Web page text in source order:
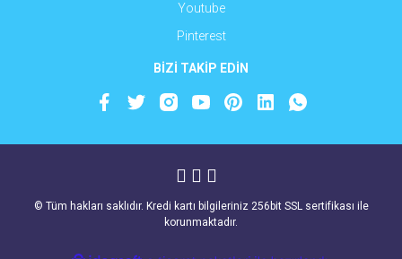
Youtube
Pinterest
BİZİ TAKİP EDİN
© Tüm hakları saklıdır. Kredi kartı bilgileriniz 256bit SSL sertifikası ile
korunmaktadır.